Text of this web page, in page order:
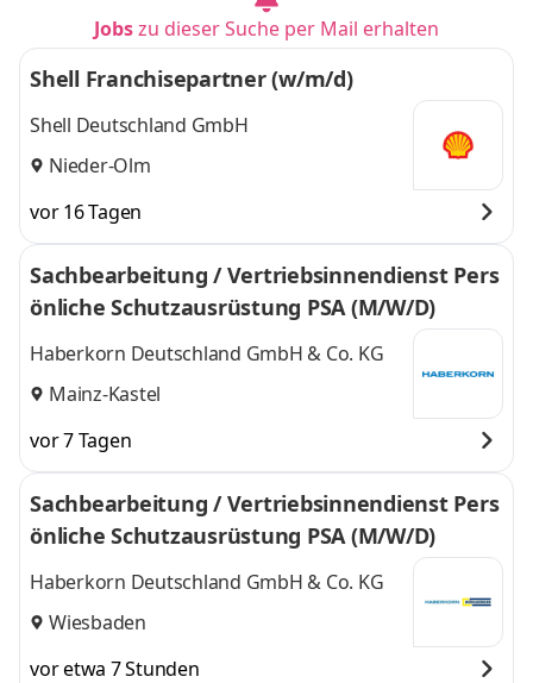
Jobszu dieser Suche per Mail erhalten
Shell Franchisepartner (w/m/d)
Shell Deutschland GmbH
Nieder-Olm
vor 16 Tagen
Sachbearbeitung / Vertriebsinnendienst Pers
önliche Schutzausrüstung PSA (M/W/D)
Haberkorn Deutschland GmbH & Co. KG
Mainz-Kastel
vor 7 Tagen
Sachbearbeitung / Vertriebsinnendienst Pers
önliche Schutzausrüstung PSA (M/W/D)
Haberkorn Deutschland GmbH & Co. KG
Wiesbaden
vor etwa 7 Stunden